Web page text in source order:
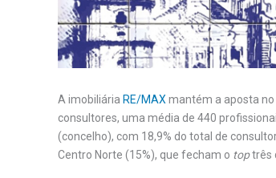
A imobiliária RE/MAX mantém a aposta
consultores, uma média de 440
(concelho), com 18,9% do total de
Centro Norte (15%), que fecham o toptrês